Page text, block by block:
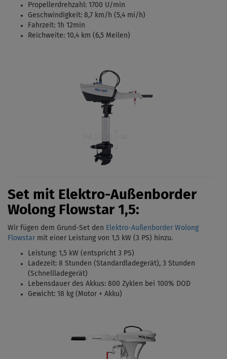
Propellerdrehzahl: 1700 U/min
Geschwindigkeit: 8,7 km/h (5,4 mi/h)
Fahrzeit: 1h 12min
Reichweite: 10,4 km (6,5 Meilen)
Set mit Elektro-Außenborder
Wolong Flowstar 1,5:
Wir fügen dem Grund-Set den Elektro-Außenborder Wolong
Flowstar mit einer Leistung von 1,5 kW (3 PS) hinzu.
Leistung: 1,5 kW (entspricht 3 PS)
Ladezeit: 8 Stunden (Standardladegerät), 3 Stunden
(Schnellladegerät)
Lebensdauer des Akkus: 800 Zyklen bei 100% DOD
Gewicht: 18 kg (Motor + Akku)